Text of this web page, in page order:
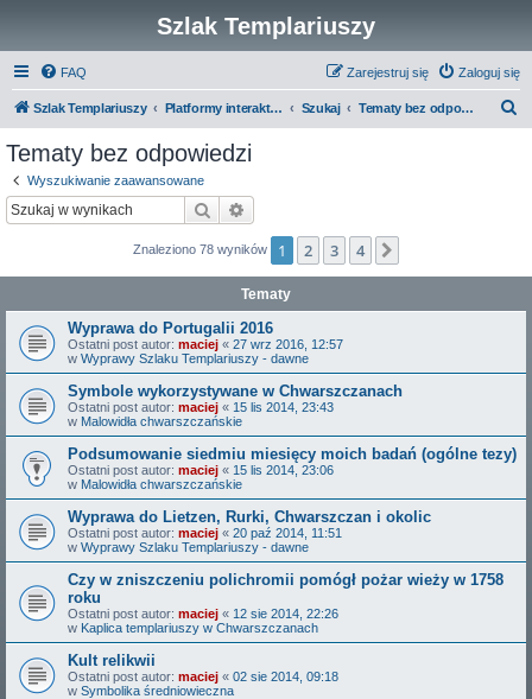
Szlak Templariuszy
FAQ Zaloguj się
Zarejestruj się
Szlak Templariuszy Platformy interaktywne Szlaku Templariuszy Szukaj Tematy bez odpowiedzi
Tematy bez odpowiedzi
Wyszukiwanie zaawansowane
Szukaj
Znaleziono 78 wyników 1 2 3 4
Tematy
Wyprawa do Portugalii 2016
Ostatni post autor: maciej « 27 wrz 2016, 12:57
w Wyprawy Szlaku Templariuszy - dawne
Symbole wykorzystywane w Chwarszczanach
Ostatni post autor: maciej « 15 lis 2014, 23:43
w Malowidła chwarszczańskie
Podsumowanie siedmiu miesięcy moich badań (ogólne tezy)
Ostatni post autor: maciej « 15 lis 2014, 23:06
w Malowidła chwarszczańskie
Wyprawa do Lietzen, Rurki, Chwarszczan i okolic
Ostatni post autor: maciej « 20 paź 2014, 11:51
w Wyprawy Szlaku Templariuszy - dawne
Czy w zniszczeniu polichromii pomógł pożar wieży w 1758
roku
Ostatni post autor: maciej « 12 sie 2014, 22:26
w Kaplica templariuszy w Chwarszczanach
Kult relikwii
Ostatni post autor: maciej « 02 sie 2014, 09:18
w Symbolika średniowieczna